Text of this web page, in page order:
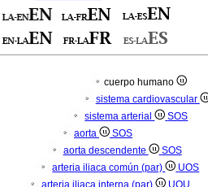
cuerpo humano
sistema cardiovascular
sistema arterial
SOS
aorta
SOS
aorta descendente
SOS
arteria iliaca común (par)
UOS
arteria iliaca interna (par)
UOU